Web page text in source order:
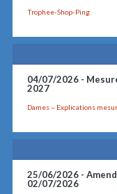
Trophee-Shop-Ping
04/07/2026 -
2027
Dames – Explications
25/06/2026 -
02/07/2026